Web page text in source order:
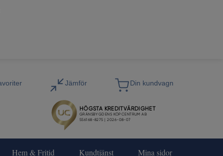
Hem & Fritid Kundtjänst Mina sidor